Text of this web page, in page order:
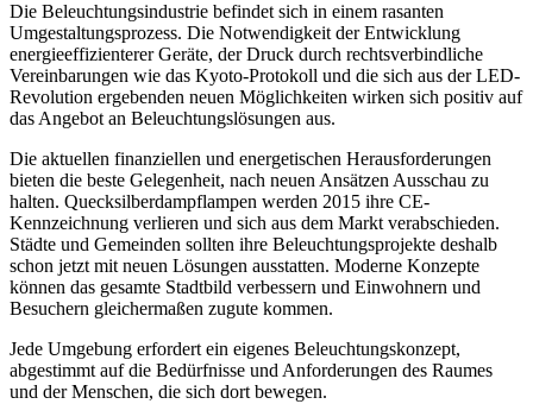
Die Beleuchtungsindustrie befindet sich in einem rasanten
Umgestaltungsprozess. Die Notwendigkeit der Entwicklung
energieeffizienterer Geräte, der Druck durch rechtsverbindliche
Vereinbarungen wie das Kyoto-Protokoll und die sich aus der LED-
Revolution ergebenden neuen Möglichkeiten wirken sich positiv auf
das Angebot an Beleuchtungslösungen aus.
Die aktuellen finanziellen und energetischen Herausforderungen
bieten die beste Gelegenheit, nach neuen Ansätzen Ausschau zu
halten. Quecksilberdampflampen werden 2015 ihre CE-
Kennzeichnung verlieren und sich aus dem Markt verabschieden.
Städte und Gemeinden sollten ihre Beleuchtungsprojekte deshalb
schon jetzt mit neuen Lösungen ausstatten. Moderne Konzepte
können das gesamte Stadtbild verbessern und Einwohnern und
Besuchern gleichermaßen zugute kommen.
Jede Umgebung erfordert ein eigenes Beleuchtungskonzept,
abgestimmt auf die Bedürfnisse und Anforderungen des Raumes
und der Menschen, die sich dort bewegen.